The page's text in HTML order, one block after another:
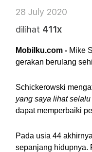
28 July 2020
dilihat 411x
Mobilku.com - Mike
gerakan berulang
Schickerowski
yang saya lihat selalu
dapat memperbaiki
Pada usia 44
sepanjang hidupnya.